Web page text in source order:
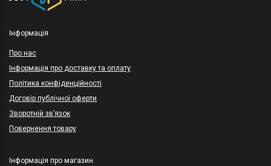
Інформація
Про нас
Інформація про доставку та оплату
Політика конфіденційності
Договір публічної оферти
Зворотній зв’язок
Повернення товару
Інформація про магазин